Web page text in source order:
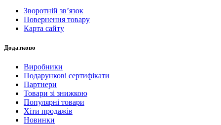
Зворотній зв’язок
Повернення товару
Карта сайту
Додатково
Виробники
Подарункові сертифікати
Партнери
Товари зі знижкою
Популярні товари
Хіти продажів
Новинки